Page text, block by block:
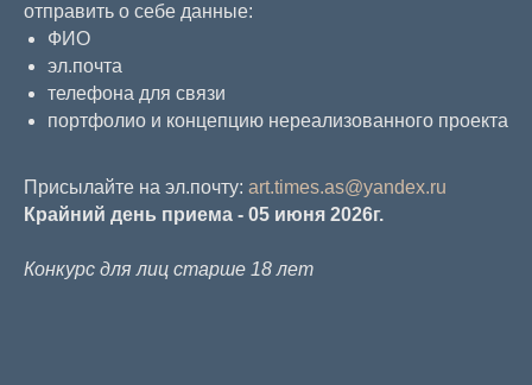
отправить о себе данные:
ФИО
эл.почта
телефона для связи
портфолио и концепцию нереализованного проекта
Присылайте на эл.почту: art.times.as@yandex.ru
Крайний день приема - 05 июня 2026г.
Конкурс для лиц старше 18 лет
ЧАСЫ РАБОТЫ
КОНТАКТЫ
Телеграмм Вконтакте
Среда – воскресенье
Понедельник – вторник: выходные